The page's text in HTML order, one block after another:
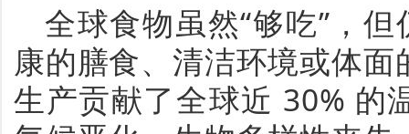
全球食物虽然“够吃” ，
康的膳食、清洁环境或体
生产贡献了全球近 30% 的